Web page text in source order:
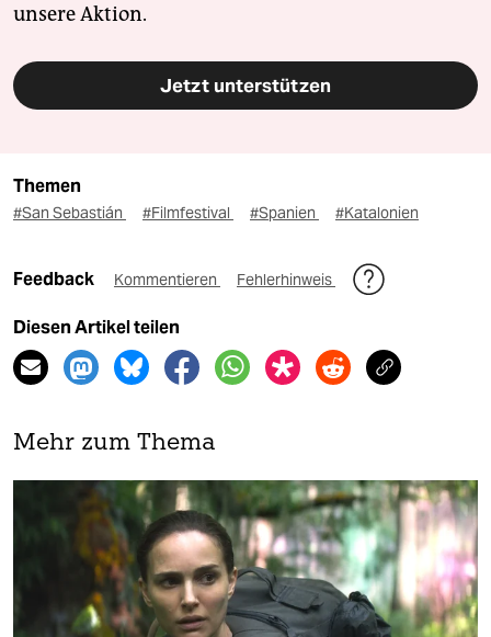
unsere Aktion.
Jetzt unterstützen
Themen
#San Sebastián #Filmfestival #Spanien #Katalonien
Feedback Kommentieren Fehlerhinweis
Diesen Artikel teilen
Mehr zum Thema